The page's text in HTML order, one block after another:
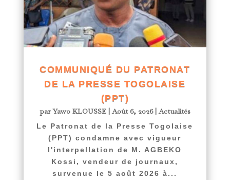
COMMUNIQUÉ DU PATRONAT
DE LA PRESSE TOGOLAISE
(PPT)
parYawo KLOUSSE|Août 6, 2026|Actualités
Le Patronat de la Presse Togolaise
(PPT) condamne avec vigueur
l'interpellation de M. AGBEKO
Kossi, vendeur de journaux,
survenue le 5 août 2026 à...